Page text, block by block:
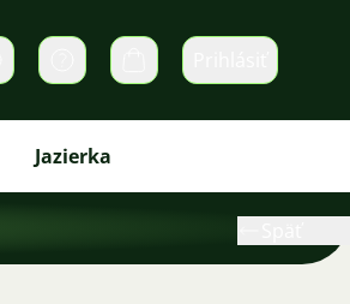
Súkromné správy Košík
Jazierka